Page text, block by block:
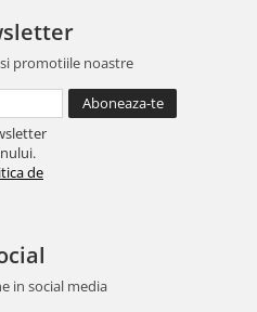
promotiile noastre
de
in social media